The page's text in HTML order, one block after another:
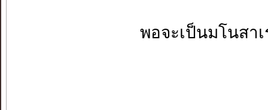
พอจะเป็นมโนสา